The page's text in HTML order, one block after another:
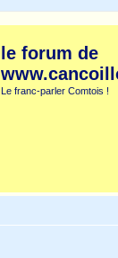
le forum de
Le franc-parler Comtois !